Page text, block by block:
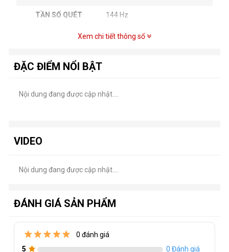
TẦN SỐ QUÉT 144 Hz
Xem chi tiết thông số
ĐẶC ĐIỂM NỔI BẬT
Nội dung đang được cập nhật....
VIDEO
Nội dung đang được cập nhật....
ĐÁNH GIÁ SẢN PHẨM
0 đánh giá
5
0 Đánh giá